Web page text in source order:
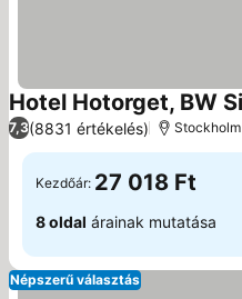
Hotel Hotorget, BW
7,3(8831 értékelés) Stockholm
Kezdőár: 27 018 Ft
8 oldal árainak mutatása
Népszerű választás